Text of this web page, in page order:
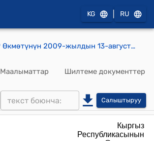
KG RU
КР Өкмөтүнүн 2009-жылдын 13-августундагы №518 "Кыргыз Республикасынын калктуу конуштарынын аймагындагы эски, авариялык абалдагы имараттарды жана курулмаларды бузуу тартиби жөнүндө" жобосу
Маалыматтар Шилтеме документтер
Салыштыруу